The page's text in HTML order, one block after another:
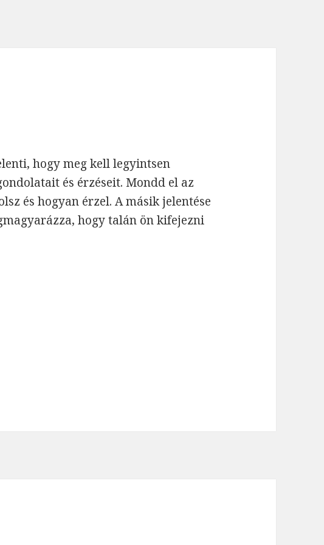
hogy meg kell legyintsen
és érzéseit. Mondd el az
és hogyan érzel. A másik jelentése
hogy talán ön kifejezni